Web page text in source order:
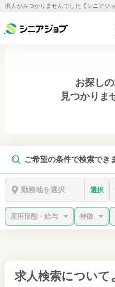
求人がみつかりませんでした【シニアジョ
お探し
見つかりま
ご希望の条件で検索でき
勤務地を選択 選択
雇用形態・給与 特徴
求人検索について